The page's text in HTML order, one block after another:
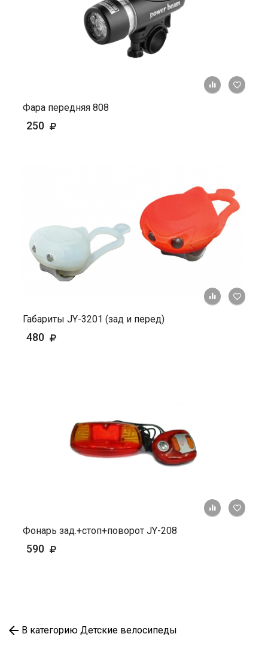
+ К
Фара передняя 808
250
+ К
Габариты JY-3201 (зад и перед)
480
+ К
Фонарь зад.+стоп+поворот JY-208
590
В категорию Детские велосипеды